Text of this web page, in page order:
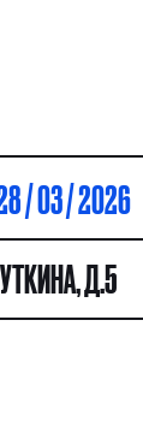
/ 03 / 2026
Д.5